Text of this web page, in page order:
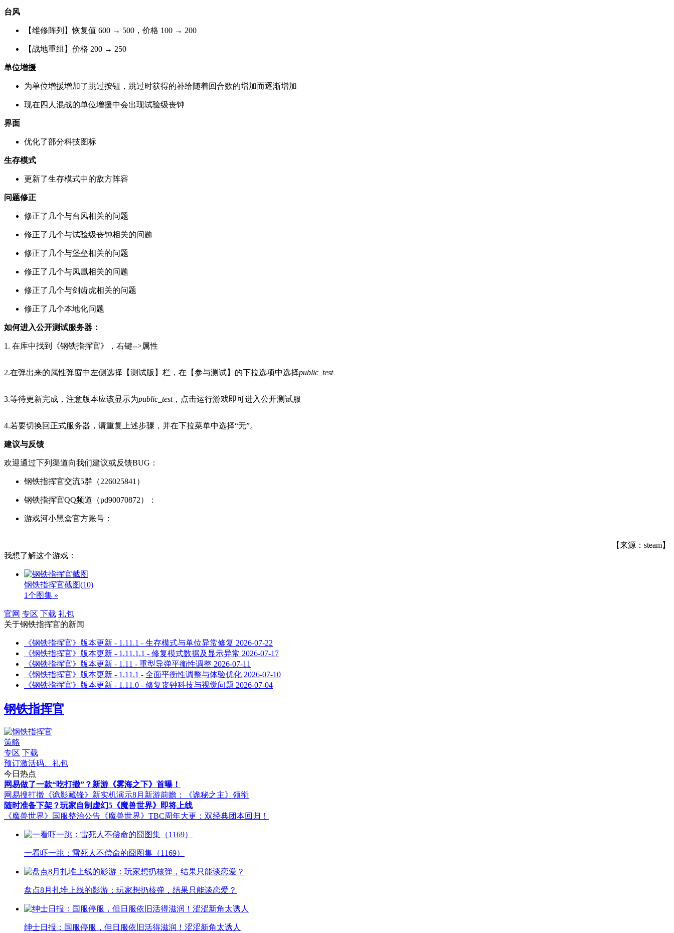
台风
【维修阵列】恢复值 600 → 500，价格 100 → 200
【战地重组】价格 200 → 250
单位增援
为单位增援增加了跳过按钮，跳过时获得的补给随着回合数的增加而逐渐增加
现在四人混战的单位增援中会出现试验级丧钟
界面
优化了部分科技图标
生存模式
更新了生存模式中的敌方阵容
问题修正
修正了几个与台风相关的问题
修正了几个与试验级丧钟相关的问题
修正了几个与堡垒相关的问题
修正了几个与凤凰相关的问题
修正了几个与剑齿虎相关的问题
修正了几个本地化问题
如何进入公开测试服务器：
1. 在库中找到《钢铁指挥官》，右键-->属性
2.在弹出来的属性弹窗中左侧选择【测试版】栏，在【参与测试】的下拉选项中选择public_test
3.等待更新完成，注意版本应该显示为public_test，点击运行游戏即可进入公开测试服
4.若要切换回正式服务器，请重复上述步骤，并在下拉菜单中选择“无”。
建议与反馈
欢迎通过下列渠道向我们建议或反馈BUG：
钢铁指挥官交流5群（226025841）
钢铁指挥官QQ频道（pd90070872）：
游戏河小黑盒官方账号：
【来源：steam】
我想了解这个游戏：
钢铁指挥官截图(10)
1个图集 »
官网 专区 下载 礼包
关于钢铁指挥官的新闻
《钢铁指挥官》版本更新 - 1.11.1 - 生存模式与单位异常修复 2026-07-22
《钢铁指挥官》版本更新 - 1.11.1.1 - 修复模式数据及显示异常 2026-07-17
《钢铁指挥官》版本更新 - 1.11 - 重型导弹平衡性调整 2026-07-11
《钢铁指挥官》版本更新 - 1.11.1 - 全面平衡性调整与体验优化 2026-07-10
《钢铁指挥官》版本更新 - 1.11.0 - 修复丧钟科技与视觉问题 2026-07-04
钢铁指挥官
策略
专区 下载
预订激活码、礼包
今日热点
网易做了一款“吃打撤”？新游《雾海之下》首曝！
网易搜打撤《诡影藏锋》新实机演示8月新游前瞻：《诡秘之主》领衔
随时准备下架？玩家自制虚幻5《魔兽世界》即将上线
《魔兽世界》国服整治公告 《魔兽世界》TBC周年大更：双经典团本回归！
一看吓一跳：雷死人不偿命的囧图集（1169）
盘点8月扎堆上线的影游：玩家想扔核弹，结果只能谈恋爱？
绅士日报：国服停服，但日服依旧活得滋润！涩涩新角太诱人